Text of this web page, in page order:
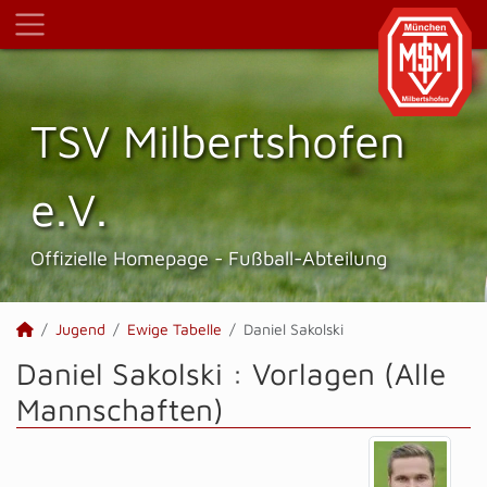
TSV Milbertshofen
e.V.
Offizielle Homepage - Fußball-Abteilung
Jugend Ewige Tabelle Daniel Sakolski
Daniel Sakolski : Vorlagen (Alle
Mannschaften)